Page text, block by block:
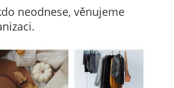
neodnese, věnujeme
těchto
souhrnně, bez
použití
identifikátorů,